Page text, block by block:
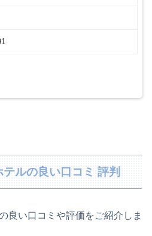
ルの良い口コミ 評判
良い口コミや評価をご紹介しま